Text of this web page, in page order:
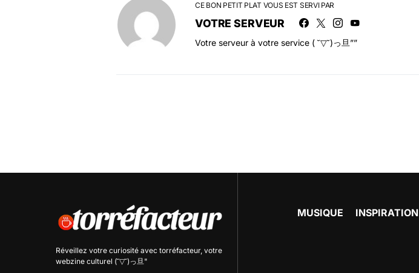
CE BON PETIT PLAT VOUS EST SERVI PAR
VOTRE SERVEUR
Votre serveur à votre service ( ˘▽˘)っ旦””
Réveillez votre curiosité avec torréfacteur, votre
webzine culturel (˘▽˘)っ旦"
MUSIQUE INSPIRATION